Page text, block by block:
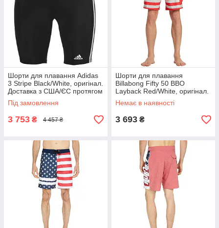
Шорти для плавання Adidas
3 Stripe Black/White, оригінал.
Доставка з США/ЄС протягом
14 днів
Під замовлення
3 753 ₴ 4 457 ₴
Шорти для плавання
Billabong Fifty 50 BBO
Layback Red/White, оригінал.
Доставка з США/ЄС протягом
14 днів
Немає в наявності
3 693 ₴